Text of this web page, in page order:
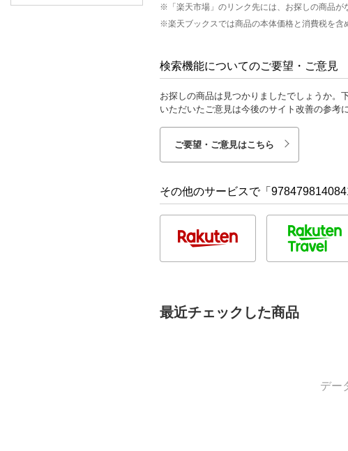
※「楽天市場」のリンク先には、お探しの商品が
※楽天ブックスでは商品の本体価格と消費税を含
検索機能についてのご要望・ご意見
お探しの商品は見つかりましたでしょうか。
いただいたご意見は今後のサイト改善の参考
ご要望・ご意見はこちら
その他のサービスで「
最近チェックした商品
デー